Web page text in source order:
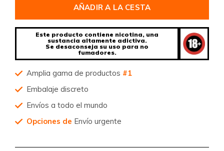
AÑADIR A LA CESTA
Este producto contiene nicotina, una
sustancia altamente adictiva.
Se desaconseja su uso para no
fumadores.
Amplia gama de productos #1
Embalaje discreto
Envíos a todo el mundo
Opciones de Envío urgente